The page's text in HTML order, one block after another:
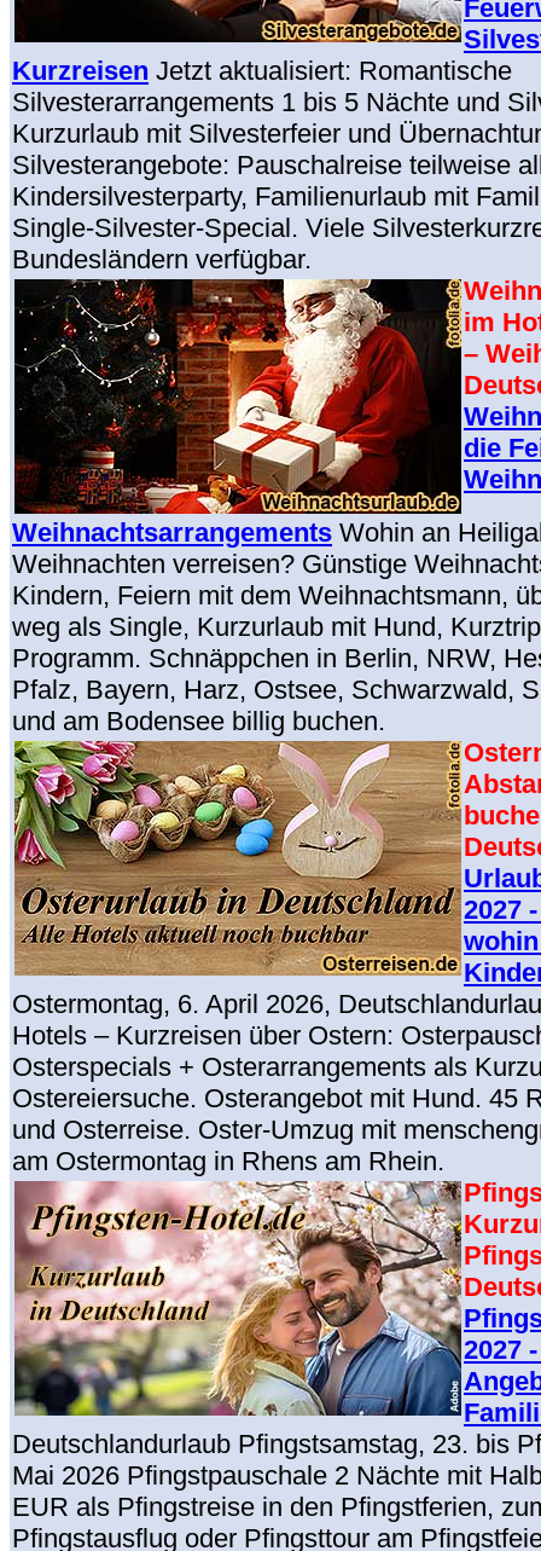
Kurzreisen Jetzt aktualisiert: Romantische
Silvesterarrangements 1 bis 5 Nächte und
Kurzurlaub mit Silvesterfeier und
Silvesterangebote: Pauschalreise teilweise
Kindersilvesterparty, Familienurlaub mit
Single-Silvester-Special. Viele
Bundesländern verfügbar.
im
–
die
Weihnachtsarrangements Wohin an
Weihnachten verreisen? Günstige
Kindern, Feiern mit dem Weihnachtsmann,
weg als Single, Kurzurlaub mit Hund,
Programm. Schnäppchen in Berlin, NRW,
Pfalz, Bayern, Harz, Ostsee, Schwarzwald,
und am Bodensee billig buchen.
2027
Ostermontag, 6. April 2026,
Hotels – Kurzreisen über Ostern:
Osterspecials + Osterarrangements als
Ostereiersuche. Osterangebot mit Hund. 45
und Osterreise. Oster-Umzug mit
am Ostermontag in Rhens am Rhein.
2027
Deutschlandurlaub Pfingstsamstag, 23. bis
Mai 2026 Pfingstpauschale 2 Nächte mit
EUR als Pfingstreise in den Pfingstferien,
Pfingstausflug oder Pfingsttour am